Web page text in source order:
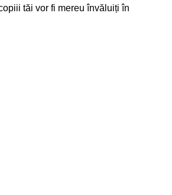
tăi vor fi mereu învăluiți în